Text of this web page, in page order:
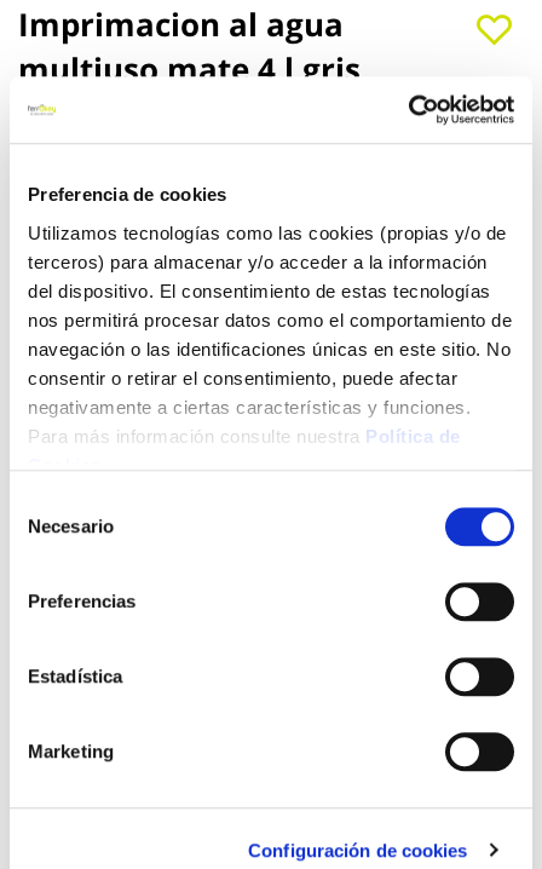
Preferencia de cookies
Utilizamos tecnologías como las cookies (propias y/o de
terceros) para almacenar y/o acceder a la información
del dispositivo. El consentimiento de estas tecnologías
nos permitirá procesar datos como el comportamiento de
navegación o las identificaciones únicas en este sitio. No
consentir o retirar el consentimiento, puede afectar
negativamente a ciertas características y funciones.
Para más información consulte nuestra Política de
Necesario
Preferencias
Estadística
Marketing
Configuración de cookies
Imprimacion al agua
multiuso mate 4 l gris
titanlux
Imprimación anticorrosiva al agua de secado rápido para todo
tipo de superficies, acero, latón, aluminio, metacrilato...
Extraordinario puente de adherencia para diferentes
recubrimientos. Permite obtener acabados tipo laca.
*** Utilice los biocidas de forma segura. Lea siempre la
etiqueta y la informacion sobre el biocida antes de usarlo
Ver más
Click&Collect - Recogida gratis
Envío a domicilio:
Saltar
al
comienzo
de
la
imágenes